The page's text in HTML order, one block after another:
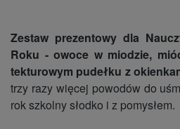
Zestaw prezentowy dla
Roku - owoce w miodzie,
tekturowym pudełku z
trzy razy więcej powodów do
rok szkolny słodko i z pomysłem.